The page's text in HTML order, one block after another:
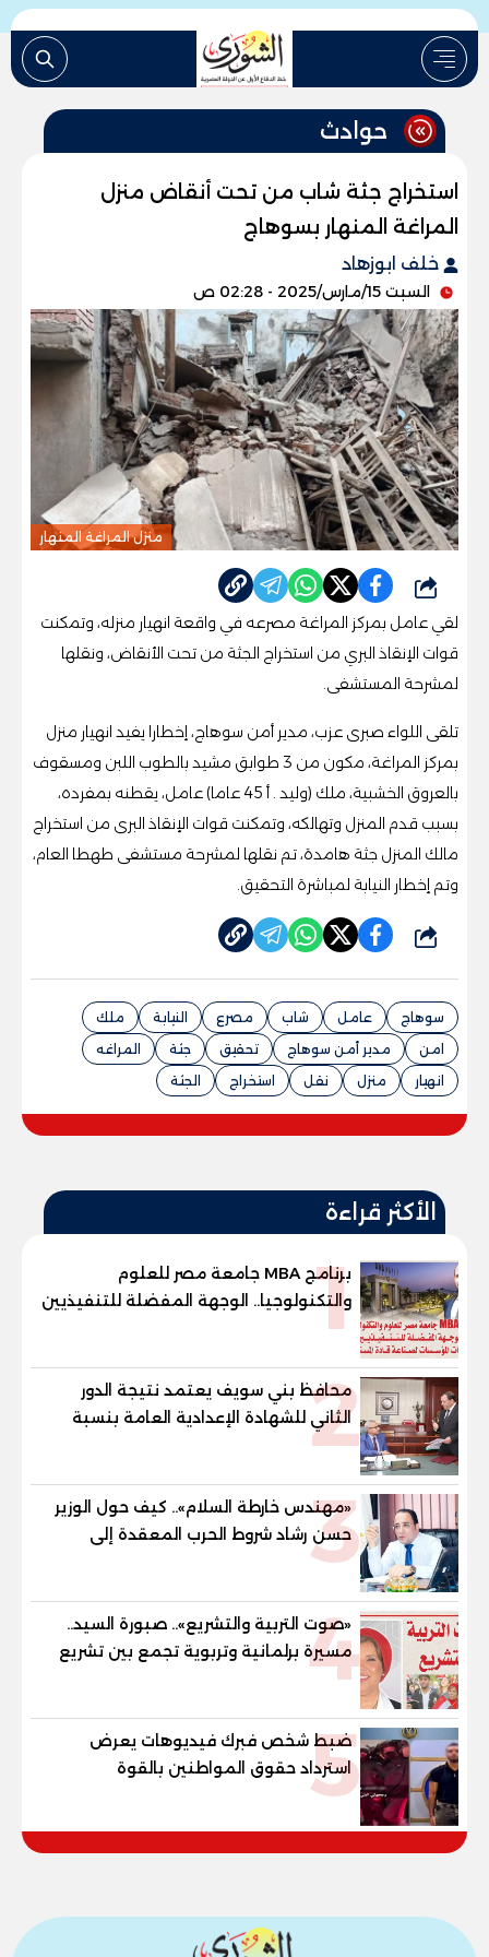
حوادث
استخراج جثة شاب من تحت أنقاض منزل
المراغة المنهار بسوهاج
خلف ابوزهاد
السبت 15/مارس/2025 - 02:28 ص
منزل المراغة المنهار
شارك
لقي عامل بمركز المراغة مصرعه في واقعة انهيار منزله، وتمكنت
قوات الإنقاذ البري من استخراج الجثة من تحت الأنقاض، ونقلها
لمشرحة المستشفى.
تلقى اللواء صبرى عزب، مدير أمن سوهاج، إخطارا يفيد انهيار منزل
بمركز المراغة، مكون من 3 طوابق مشيد بالطوب اللبن ومسقوف
بالعروق الخشبية، ملك (وليد . أ 45 عاما) عامل، يقطنه بمفرده،
بسبب قدم المنزل وتهالكه، وتمكنت قوات الإنقاذ البرى من استخراج
مالك المنزل جثة هامدة، تم نقلها لمشرحة مستشفى طهطا العام،
وتم إخطار النيابة لمباشرة التحقيق.
شارك
سوهاج عامل شاب مصرع النيابة
ملك
امن
مدير أمن سوهاج تحقيق جثة
المراغه
انهيار
منزل نقل استخراج الجثة
الأكثر قراءة
1
برنامج MBA جامعة مصر للعلوم
والتكنولوجيا.. الوجهة المفضلة للتنفيذيين
وقيادات المؤسسات لصناعة قادة
2
محافظ بني سويف يعتمد نتيجة الدور
الثاني للشهادة الإعدادية العامة بنسبة
والنور للمكفوفين
3
«مهندس خارطة السلام».. كيف حول الوزير
حسن رشاد شروط الحرب المعقدة إلى
"خارطة طريق" للانسحاب والإعمار؟
4
«صوت التربية والتشريع».. صبورة السيد..
مسيرة برلمانية وتربوية تجمع بين تشريع
القوانين وصناعة الأجيال لبناء الإنسان
5
ضبط شخص فبرك فيديوهات يعرض
استرداد حقوق المواطنين بالقوة